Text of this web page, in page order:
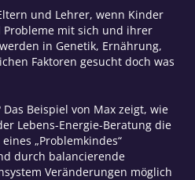
und Lehrer, wenn Kinder
mit sich und ihrer
in Genetik, Ernährung,
Faktoren gesucht doch was
Beispiel von Max zeigt, wie
Lebens-Energie-Beratung die
„Problemkindes“
durch balancierende
Veränderungen möglich